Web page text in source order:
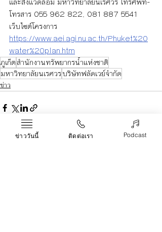
โทรสาร 055 962 822, 081 887 5541
เว็บไซต์โครงการ
https://www.aei.agi.nu.ac.th/Phuket%20
water%20plan.htm
ภูเก็ตสำนักงานทรัพยากรน้ำแห่งชาติ
มหาวิทยาลัยนเรศวรบริษัทฟลัดเวย์จำกัด
ข่าว
ข่าววันนี้ ติดต่อเรา Podcast